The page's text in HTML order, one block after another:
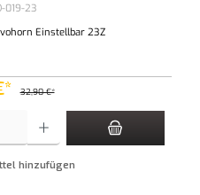
019-23
Einstellbar 23Z
32,90 €*
hinzufügen